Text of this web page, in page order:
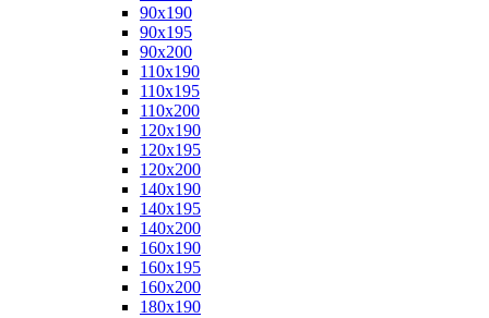
90x190
90x195
90x200
110x190
110x195
110x200
120x190
120x195
120x200
140x190
140x195
140x200
160x190
160x195
160x200
180x190